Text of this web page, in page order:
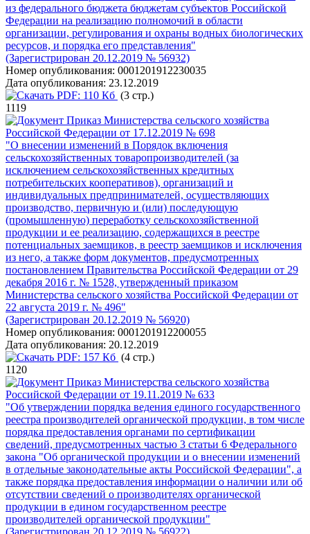
из федерального бюджета бюджетам субъектов Российской
Федерации на реализацию полномочий в области
организации, регулирования и охраны водных биологических
ресурсов, и порядка его представления"
(Зарегистрирован 20.12.2019 № 56932)
Номер опубликования: 0001201912230035
Дата опубликования: 23.12.2019
PDF: 110 Кб (3 стр.)
1119
Приказ Министерства сельского хозяйства
Российской Федерации от 17.12.2019 № 698
"О внесении изменений в Порядок включения
сельскохозяйственных товаропроизводителей (за
исключением сельскохозяйственных кредитных
потребительских кооперативов), организаций и
индивидуальных предпринимателей, осуществляющих
производство, первичную и (или) последующую
(промышленную) переработку сельскохозяйственной
продукции и ее реализацию, содержащихся в реестре
потенциальных заемщиков, в реестр заемщиков и исключения
из него, а также форм документов, предусмотренных
постановлением Правительства Российской Федерации от 29
декабря 2016 г. № 1528, утвержденный приказом
Министерства сельского хозяйства Российской Федерации от
22 августа 2019 г. № 496"
(Зарегистрирован 20.12.2019 № 56920)
Номер опубликования: 0001201912200055
Дата опубликования: 20.12.2019
PDF: 157 Кб (4 стр.)
1120
Приказ Министерства сельского хозяйства
Российской Федерации от 19.11.2019 № 633
"Об утверждении порядка ведения единого государственного
реестра производителей органической продукции, в том числе
порядка предоставления органами по сертификации
сведений, предусмотренных частью 3 статьи 6 Федерального
закона "Об органической продукции и о внесении изменений
в отдельные законодательные акты Российской Федерации", а
также порядка предоставления информации о наличии или об
отсутствии сведений о производителях органической
продукции в едином государственном реестре
производителей органической продукции"
(Зарегистрирован 20.12.2019 № 56922)